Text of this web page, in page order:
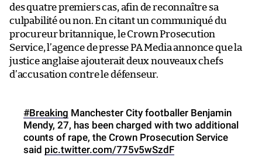
des quatre premiers cas, afin de reconnaître sa
culpabilité ou non. En citant un communiqué du
procureur britannique, le Crown Prosecution
Service, l’agence de presse PA Media annonce que la
justice anglaise ajouterait deux nouveaux chefs
d’accusation contre le défenseur.
#Breaking Manchester City footballer Benjamin
Mendy, 27, has been charged with two additional
counts of rape, the Crown Prosecution Service
said pic.twitter.com/775v5wSzdF